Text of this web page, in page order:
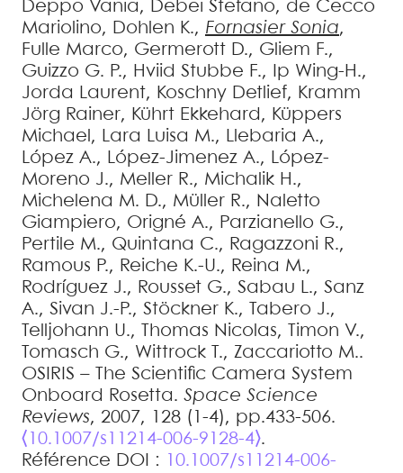
Deppo Vania, Debei Stefano, de Cecco
Mariolino, Dohlen K., Fornasier Sonia,
Fulle Marco, Germerott D., Gliem F.,
Guizzo G. P., Hviid Stubbe F., Ip Wing-H.,
Jorda Laurent, Koschny Detlief, Kramm
Jörg Rainer, Kührt Ekkehard , Küppers
Michael , Lara Luisa M., Llebaria A.,
López A., López-Jimenez A., López-
Moreno J., Meller R., Michalik H.,
Michelena M. D., Müller R., Naletto
Giampiero, Origné A., Parzianello G.,
Pertile M., Quintana C., Ragazzoni R.,
Ramous P., Reiche K.-U., Reina M.,
Rodríguez J., Rousset G., Sabau L., Sanz
A., Sivan J.-P., Stöckner K., Tabero J.,
Telljohann U., Thomas Nicolas, Timon V.,
Tomasch G., Wittrock T., Zaccariotto M..
OSIRIS – The Scientific Camera System
Onboard Rosetta. Space Science
Reviews, 2007, 128 (1-4), pp.433-506.
⟨10.1007/s11214-006-9128-4⟩.
Référence DOI :
10.1007/s11214-006-